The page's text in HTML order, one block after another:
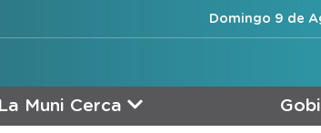
Domingo 9 de
La Muni Cerca